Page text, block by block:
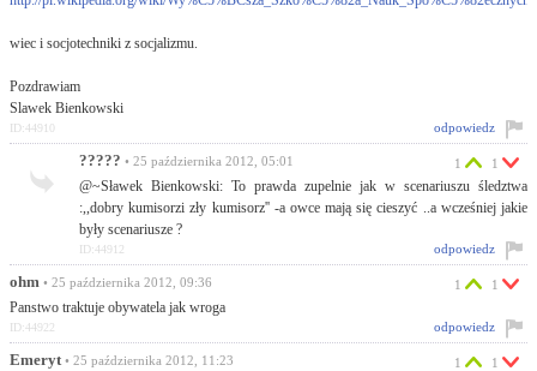
wiec i socjotechniki z socjalizmu.
Pozdrawiam
Slawek Bienkowski
odpowiedz
ID:44910
????? • 25 października 2012, 05:01
@~Sławek Bienkowski: To prawda zupelnie jak w scenariuszu śledztwa
:,,dobry kumisorzi zły kumisorz'' -a owce mają się cieszyć ..a wcześniej jakie
były scenariusze ?
1 1
odpowiedz
ID:44912
ohm • 25 października 2012, 09:36
Panstwo traktuje obywatela jak wroga
1 1
odpowiedz
ID:44922
Emeryt• 25 października 2012, 11:23 1 1